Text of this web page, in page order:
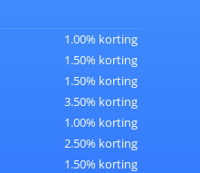
1.00% korting
1.50% korting
1.50% korting
3.50% korting
1.00% korting
2.50% korting
1.50% korting